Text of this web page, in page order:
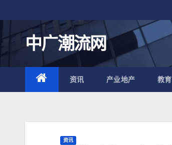
至
内
容
中广潮流网
资讯 产业地产 教育
资讯